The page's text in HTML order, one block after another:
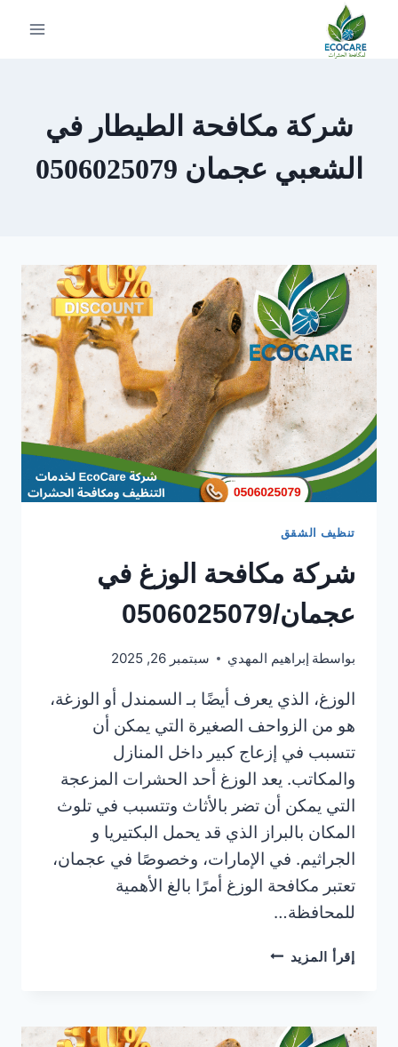
التجاوز
شركة مكافحة الطيطار في
الشعبي عجمان 0506025079
تنظيف الشقق
شركة مكافحة الوزغ في
عجمان/0506025079
بواسطة إبراهيم المهدي سبتمبر 26, 2025
الوزغ، الذي يعرف أيضًا بـ السمندل أو الوزغة،
هو من الزواحف الصغيرة التي يمكن أن
تتسبب في إزعاج كبير داخل المنازل
والمكاتب. يعد الوزغ أحد الحشرات المزعجة
التي يمكن أن تضر بالأثاث وتتسبب في تلوث
المكان بالبراز الذي قد يحمل البكتيريا و
الجراثيم. في الإمارات، وخصوصًا في عجمان،
تعتبر مكافحة الوزغ أمرًا بالغ الأهمية
للمحافظة…
إقرأ المزيد شركة
عجمان/0506025079